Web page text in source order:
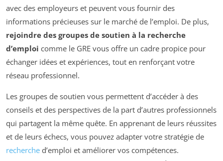
avec des employeurs et peuvent vous fournir des
informations précieuses sur le marché de l’emploi. De plus,
rejoindre des groupes de soutien à la recherche
d’emploi comme le GRE vous offre un cadre propice pour
échanger idées et expériences, tout en renforçant votre
réseau professionnel.
Les groupes de soutien vous permettent d’accéder à des
conseils et des perspectives de la part d’autres professionnels
qui partagent la même quête. En apprenant de leurs réussites
et de leurs échecs, vous pouvez adapter votre stratégie de
recherche d’emploi et améliorer vos compétences.